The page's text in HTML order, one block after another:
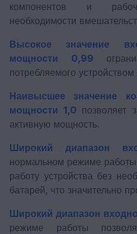
компонентов и
необходимости
Высокое значение
мощности 0,99
потребляемого устройством
Наивысшее значение
мощности 1,0 позволяет
активную мощность.
Широкий диапазон
нормальном режиме работы
работу устройства без
батарей, что значительно
Широкий диапазон
режиме работы